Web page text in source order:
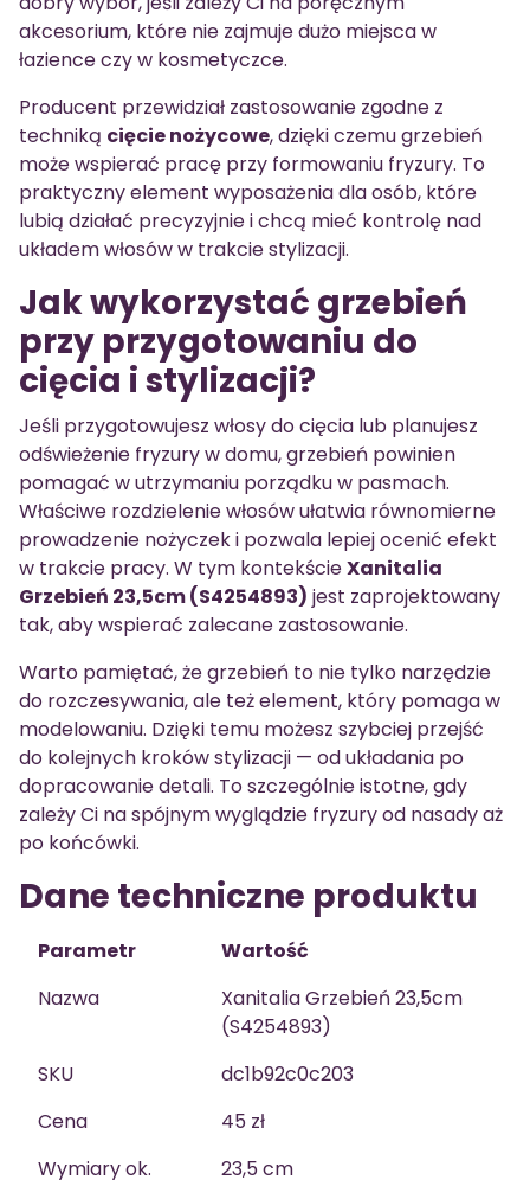
akcesorium, które nie zajmuje dużo miejsca w
łazience czy w kosmetyczce.
Producent przewidział zastosowanie zgodne z
techniką cięcie nożycowe, dzięki czemu grzebień
może wspierać pracę przy formowaniu fryzury. To
praktyczny element wyposażenia dla osób, które
lubią działać precyzyjnie i chcą mieć kontrolę nad
układem włosów w trakcie stylizacji.
Jak wykorzystać grzebień
przy przygotowaniu do
cięcia i stylizacji?
Jeśli przygotowujesz włosy do cięcia lub planujesz
odświeżenie fryzury w domu, grzebień powinien
pomagać w utrzymaniu porządku w pasmach.
Właściwe rozdzielenie włosów ułatwia równomierne
prowadzenie nożyczek i pozwala lepiej ocenić efekt
w trakcie pracy. W tym kontekścieXanitalia
Grzebień 23,5cm (S4254893) jest zaprojektowany
tak, aby wspierać zalecane zastosowanie.
Warto pamiętać, że grzebień to nie tylko narzędzie
do rozczesywania, ale też element, który pomaga w
modelowaniu. Dzięki temu możesz szybciej przejść
do kolejnych kroków stylizacji — od układania po
dopracowanie detali. To szczególnie istotne, gdy
zależy Ci na spójnym wyglądzie fryzury od nasady aż
po końcówki.
Dane techniczne produktu
Parametr
Wartość
Nazwa
Xanitalia Grzebień 23,5cm
(S4254893)
SKU
dc1b92c0c203
Cena
45 zł
Wymiary ok.
23,5 cm